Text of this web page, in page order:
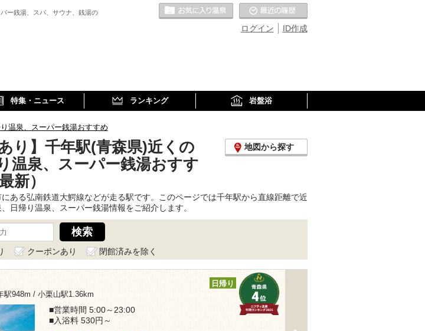
ー銭湯、スパ、サウナ、銭湯の
ID作成
ログイン
お気に入りの温泉
特集・ニュース ランキング 岩盤浴
温泉、スーパー銭湯おすすめ
り】千年駅(青森県)近くの
温泉、スーパー銭湯おすす
新）
地図から探す
ある弘南鉄道大鰐線などが走る駅です。このページでは千年駅から直線距離で近
日帰り温泉、スーパー銭湯情報をご紹介します。
クーポンあり 閉館済みを除く
駅948m / 小栗山駅1.36km
日帰り
■営業時間 5:00～23:00
■入浴料 530円～